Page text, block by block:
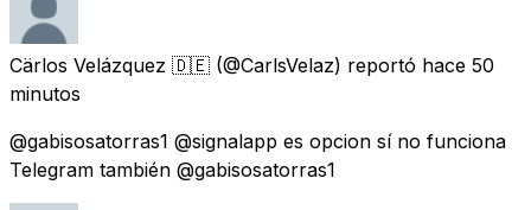
Cärlos Velázquez 🇩🇪 (@CarlsVelaz) reportó hace 50
minutos
@gabisosatorras1 @signalapp es opcion sí no funciona
Telegram también @gabisosatorras1